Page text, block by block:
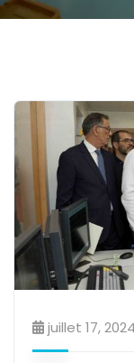
juillet 17, 2024